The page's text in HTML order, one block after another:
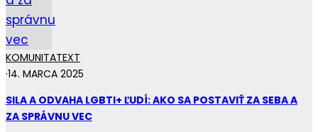
KOMUNITATEXT
·14. MARCA 2025
SILA A ODVAHA LGBTI+ ĽUDÍ: AKO SA POSTAVIŤ ZA SEBA A
ZA SPRÁVNU VEC